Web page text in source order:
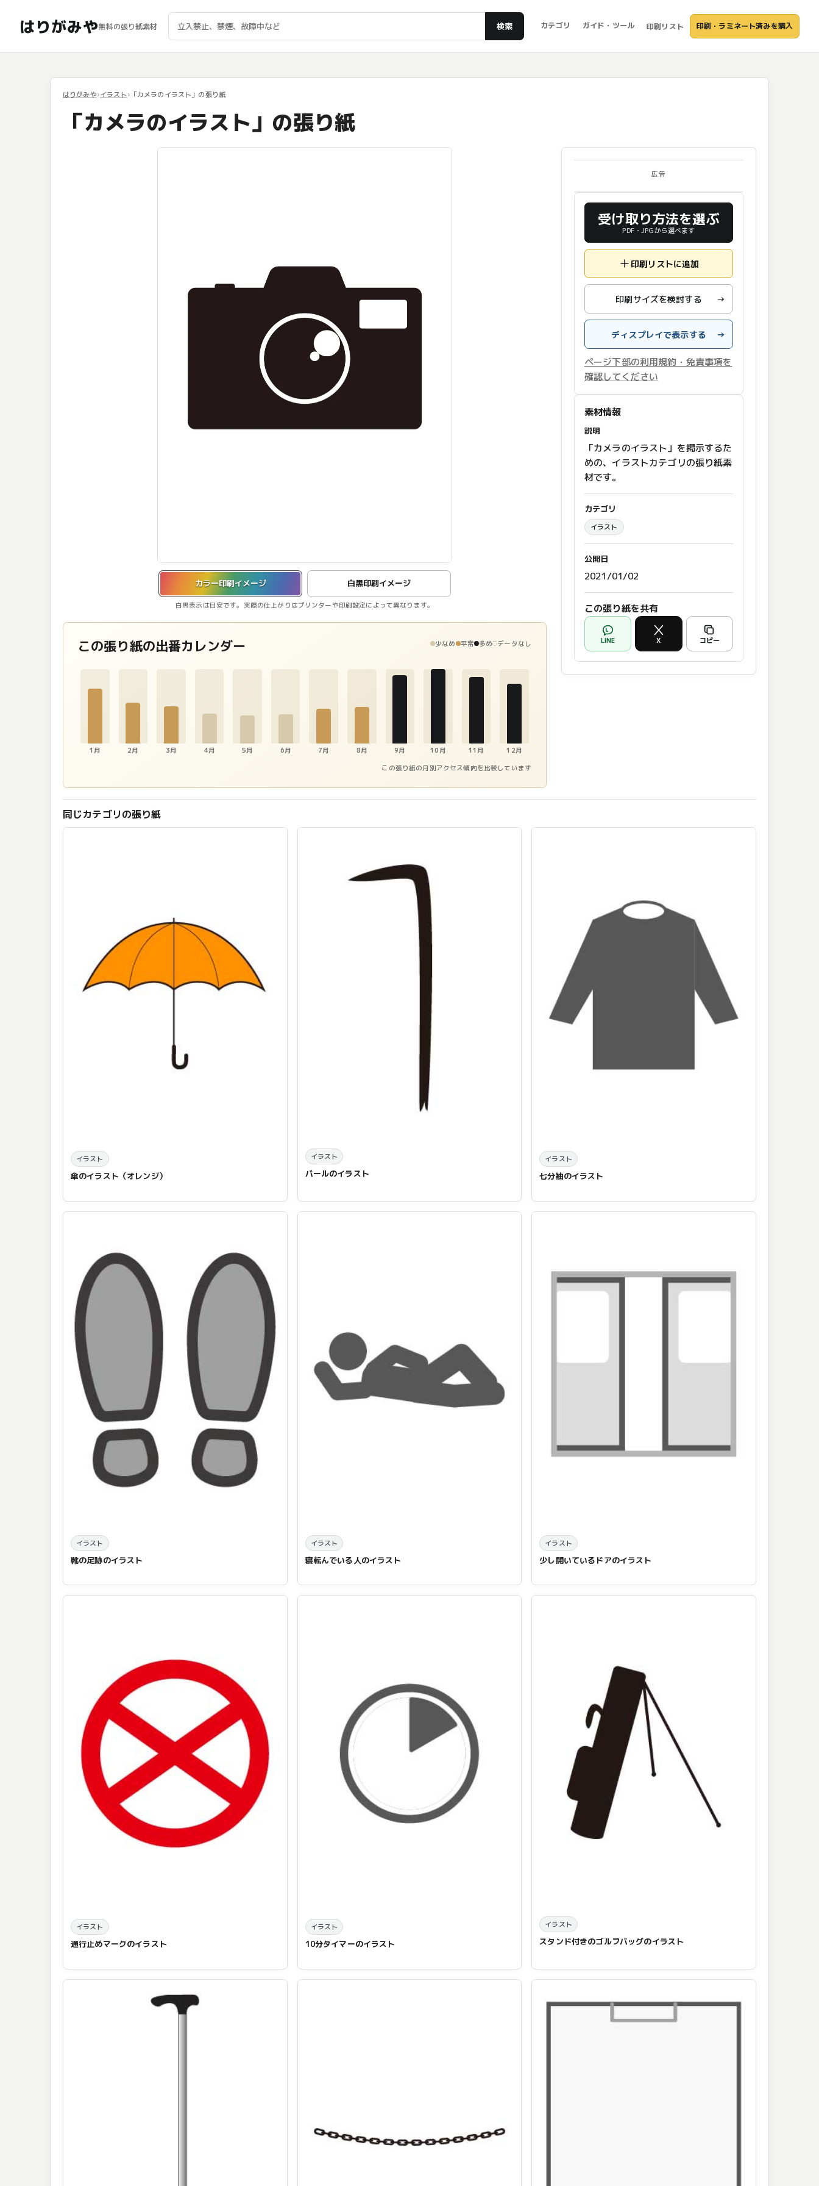
はりがみや無料の張り紙素材 検索 カテゴリ ガイド・ツール 印刷リスト 印刷・ラミネート済みを購入
はりがみや イラスト 「カメラのイラスト」の張り紙
「カメラのイラスト」の張り紙
カラー印刷イメージ 白黒印刷イメージ
白黒表示は目安です。実際の仕上がりはプリンターや印刷設定によって異なります。
カラー印刷イメージを表示しています。
この張り紙の出番カレンダー 少なめ 平常 多め データなし
1月 2月 3月 4月 5月 6月 7月 8月 9月 10月 11月 12月
この張り紙の月別アクセス傾向を比較しています
広告
受け取り方法を選ぶ
PDF・JPGから選べます
印刷リストに追加
印刷サイズを検討する →
ディスプレイで表示する →
ページ下部の利用規約・免責事項を
確認してください
素材情報
説明
「カメラのイラスト」を掲示するた
めの、イラストカテゴリの張り紙素
材です。
カテゴリ
イラスト
公開日
2021/01/02
この張り紙を共有
LINE X コピー
同じカテゴリの張り紙
イラスト
傘のイラスト（オレンジ）
イラスト
バールのイラスト
イラスト
七分袖のイラスト
イラスト
靴の足跡のイラスト
イラスト
寝転んでいる人のイラスト
イラスト
少し開いているドアのイラスト
イラスト
通行止めマークのイラスト
イラスト
10分タイマーのイラスト
イラスト
スタンド付きのゴルフバッグのイラスト